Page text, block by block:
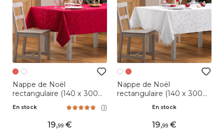
Nappe de Noël
rectangulaire (140 x 300
cm) Flocon d'hiver Rouge
En stock (1)
19,99
Nappe de Noël
rectangulaire (140 x 300
En stock
19,99